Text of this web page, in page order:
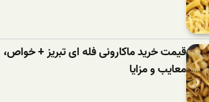
قیمت خرید ماکارونی فله ای تبریز + خواص،
معایب و مزایا